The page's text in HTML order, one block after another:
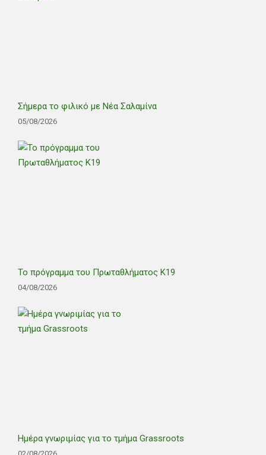
Σήμερα το φιλικό με Νέα Σαλαμίνα
05/08/2026
Το πρόγραμμα του Πρωταθλήματος Κ19
04/08/2026
Ημέρα γνωριμίας για το τμήμα Grassroots